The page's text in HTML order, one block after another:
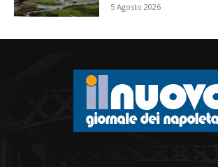
5 Agosto 2026